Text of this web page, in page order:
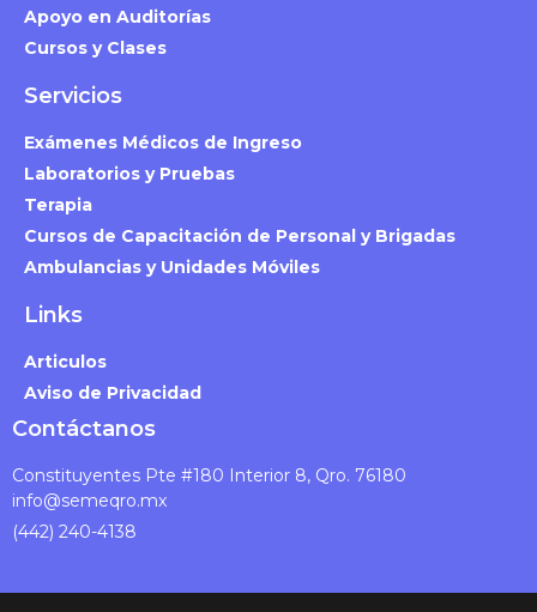
Apoyo en Auditorías
Cursos y Clases
Servicios
Exámenes Médicos de Ingreso
Laboratorios y Pruebas
Terapia
Cursos de Capacitación de Personal y Brigadas
Ambulancias y Unidades Móviles
Links
Articulos
Aviso de Privacidad
Contáctanos
Constituyentes Pte #180 Interior 8, Qro. 76180
info@semeqro.mx
(442) 240-4138